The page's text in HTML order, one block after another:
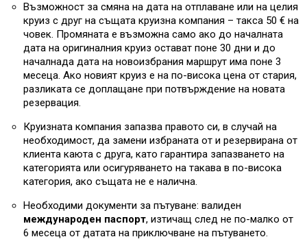
Възможност за смяна на дата на отплаване или на целия
круиз с друг на същата круизна компания – такса 50 € на
човек. Промяната е възможна само ако до началната
дата на оригиналния круиз остават поне 30 дни и до
началнада дата на новоизбрания маршрут има поне 3
месеца. Ако новият круиз е на по-висока цена от стария,
разликата се доплащане при потвърждение на новата
резервация.
Круизната компания запазва правото си, в случай на
необходимост, да замени избраната от и резервирана от
клиента каюта с друга, като гарантира запазването на
категорията или осигуряването на такава в по-висока
категория, ако същата не е налична.
Необходими документи за пътуване: валиден
международен паспорт, изтичащ след не по-малко от
6 месеца от датата на приключване на пътуването.